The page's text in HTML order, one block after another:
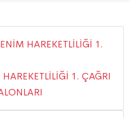
HAREKETLİLİĞİ 1.
1. ÇAĞRI